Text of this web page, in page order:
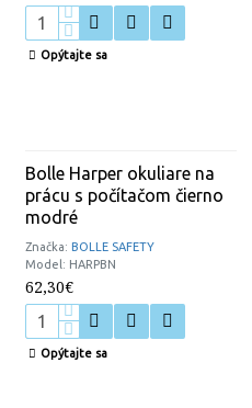
Opýtajte sa
Značka: BOLLE SAFETY
Model: HARPBN
Bolle Harper okuliare na
prácu s počítačom čierno
modré
62,30€
Opýtajte sa